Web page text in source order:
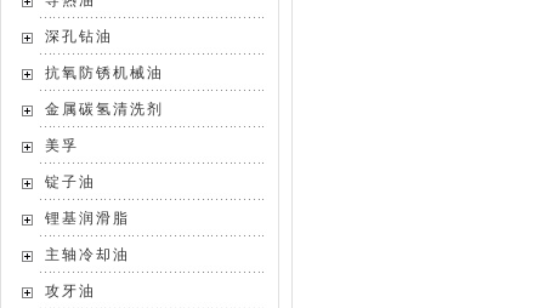
深孔钻油
抗氧防锈机械油
金属碳氢清洗剂
美孚
锭子油
锂基润滑脂
主轴冷却油
攻牙油